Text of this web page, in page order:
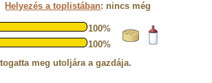
Helyezés a toplistában: nincs még
100%
100%
meg utoljára a gazdája.